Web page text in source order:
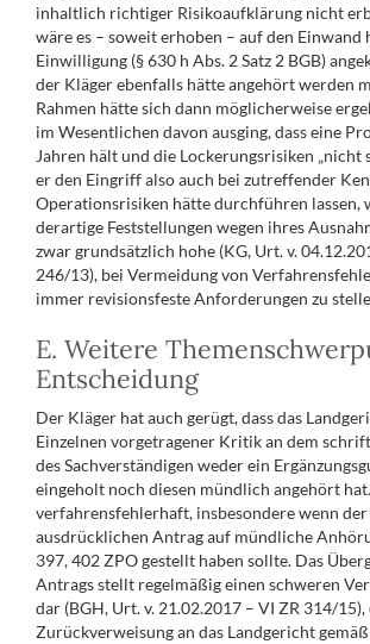
inhaltlich richtiger Risikoaufklärung nicht
wäre es – soweit erhoben – auf den
Einwilligung (§ 630 h Abs. 2 Satz 2 BGB)
der Kläger ebenfalls hätte angehört werden
Rahmen hätte sich dann möglicherweise
im Wesentlichen davon ausging, dass eine
Jahren hält und die Lockerungsrisiken „nicht
er den Eingriff also auch bei zutreffender
Operationsrisiken hätte durchführen lassen,
derartige Feststellungen wegen ihres
zwar grundsätzlich hohe (KG, Urt. v.
246/13), bei Vermeidung von
immer revisionsfeste Anforderungen zu
E. Weitere
Entscheidung
Der Kläger hat auch gerügt, dass das
Einzelnen vorgetragener Kritik an dem
des Sachverständigen weder ein
eingeholt noch diesen mündlich angehört
verfahrensfehlerhaft, insbesondere wenn
ausdrücklichen Antrag auf mündliche
397, 402 ZPO gestellt haben sollte. Das
Antrags stellt regelmäßig einen schweren
dar (BGH, Urt. v. 21.02.2017 – VI ZR 314/
Zurückverweisung an das Landgericht